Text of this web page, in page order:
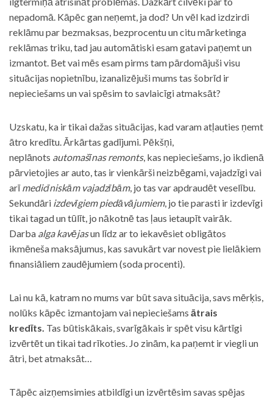
nepadomā. Kāpēc gan neņemt, ja dod? Un vēl kad izdzirdi
reklāmu par bezmaksas, bezprocentu un citu mārketinga
reklāmas triku, tad jau automātiski esam gatavi paņemt un
izmantot. Bet vai mēs esam pirms tam pārdomājuši visu
situācijas nopietnību, izanalizējuši mums tas šobrīd ir
nepieciešams un vai spēsim to savlaicīgi atmaksāt?
Uzskatu, ka ir tikai dažas situācijas, kad varam atļauties ņemt
ātro kredītu. Ārkārtas gadījumi. Pēkšņi,
neplānots automašīnas remonts, kas nepieciešams, jo ikdienā
pārvietojies ar auto, tas ir vienkārši neizbēgami, vajadzīgi vai
arīmedicīniskām vajadzībām, jo tas var apdraudēt veselību.
Sekundāri izdevīgiem piedāvājumiem, jo tie parasti ir izdevīgi
tikai tagad un tūlīt, jo nākotnē tas ļaus ietaupīt vairāk.
Darba alga kavējasun līdz ar to iekavēsiet obligātos
ikmēneša maksājumus, kas savukārt var novest pie lielākiem
finansiāliem zaudējumiem (soda procenti).
Lai nu kā, katram no mums var būt sava situācija, savs mērķis,
nolūks kāpēc izmantojam vai nepieciešams ātrais
kredīts. Tas būtiskākais, svarīgākais ir spēt visu kārtīgi
izvērtēt un tikai tad rīkoties. Jo zinām, ka paņemt ir viegli un
ātri, bet atmaksāt…
Tāpēc aizņemsimies atbildīgi un izvērtēsim savas spējas